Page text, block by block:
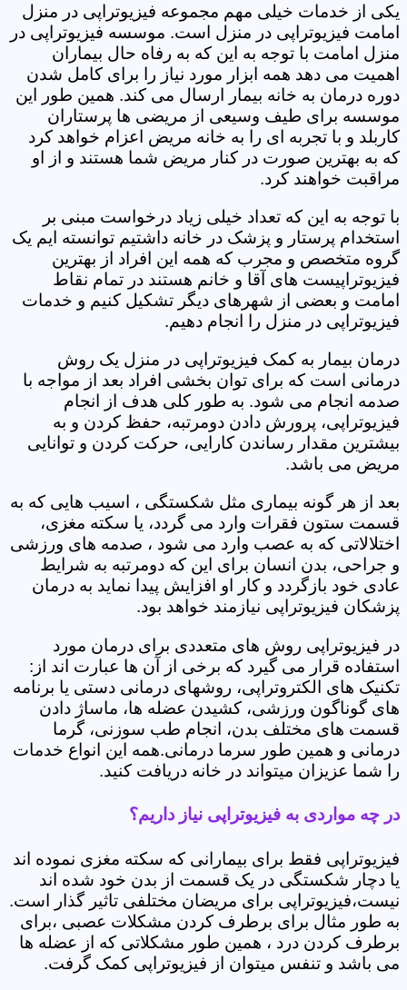
یکی از خدمات خیلی مهم مجموعه فیزیوتراپی در منزل
امامت فیزیوتراپی در منزل است. موسسه فیزیوتراپی در
منزل امامت با توجه به این که به رفاه حال بیماران
اهمیت می دهد همه ابزار مورد نیاز را برای کامل شدن
دوره درمان به خانه بیمار ارسال می کند. همین طور این
موسسه برای طیف وسیعی از مریضی ها پرستاران
کاربلد و با تجربه ای را به خانه مریض اعزام خواهد کرد
که به بهترین صورت در کنار مریض شما هستند و از او
مراقبت خواهند کرد.
با توجه به این که تعداد خیلی زیاد درخواست مبنی بر
استخدام پرستار و پزشک در خانه داشتیم توانسته ایم یک
گروه متخصص و مجرب که همه این افراد از بهترین
فیزیوتراپیست های آقا و خانم هستند در تمام نقاط
امامت و بعضی از شهرهای دیگر تشکیل کنیم و خدمات
فیزیوتراپی در منزل را انجام دهیم.
درمان بیمار به کمک فیزیوتراپی در منزل یک روش
درمانی است که برای توان بخشی افراد بعد از مواجه با
صدمه انجام می شود. به طور کلی هدف از انجام
فیزیوتراپی، پرورش دادن دومرتبه، حفظ کردن و به
بیشترین مقدار رساندن کارایی، حرکت کردن و توانایی
مریض می باشد.
بعد از هر گونه بیماری مثل شکستگی ، اسیب هایی که به
قسمت ستون فقرات وارد می گردد، یا سکته مغزی،
اختلالاتی که به عصب وارد می شود ، صدمه های ورزشی
و جراحی، بدن انسان برای این که دومرتبه به شرایط
عادی خود بازگردد و کار او افزایش پیدا نماید به درمان
پزشکان فیزیوتراپی نیازمند خواهد بود.
در فیزیوتراپی روش های متعددی برای درمان مورد
استفاده قرار می گیرد که برخی از آن ها عبارت اند از:
تکنیک های الکتروتراپی، روشهای درمانی دستی یا برنامه
های گوناگون ورزشی، کشیدن عضله ها، ماساژ دادن
قسمت های مختلف بدن، انجام طب سوزنی، گرما
درمانی و همین طور سرما درمانی.همه این انواع خدمات
را شما عزیزان میتواند در خانه دریافت کنید.
در چه مواردی به فیزیوتراپی نیاز داریم؟
فیزیوتراپی فقط برای بیمارانی که سکته مغزی نموده اند
یا دچار شکستگی در یک قسمت از بدن خود شده اند
نیست،فیزیوتراپی برای مریضان مختلفی تاثیر گذار است.
به طور مثال برای برطرف کردن مشکلات عصبی ،برای
برطرف کردن درد ، همین طور مشکلاتی که از عضله ها
می باشد و تنفس میتوان از فیزیوتراپی کمک گرفت.